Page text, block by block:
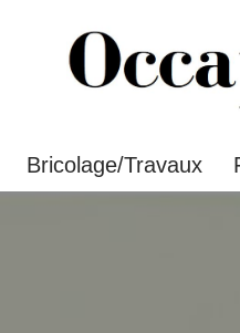
Bricolage/Travaux